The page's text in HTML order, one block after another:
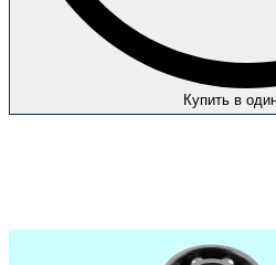
Купить в